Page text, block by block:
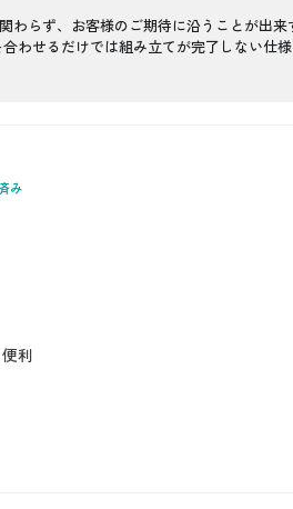
わらず、お客様のご期待に沿うことが出
わせるだけでは組み立てが完了しない
み
利